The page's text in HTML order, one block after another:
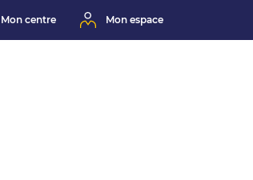
Mon centre Mon espace